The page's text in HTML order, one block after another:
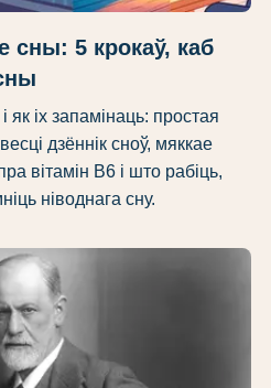
сны: 5 крокаў, каб
іх запамінаць: простая
дзённік сноў, мяккае
вітамін B6 і што рабіць,
ніводнага сну.